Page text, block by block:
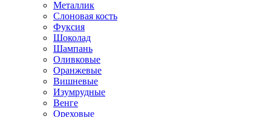
Металлик
Слоновая кость
Фуксия
Шоколад
Шампань
Оливковые
Оранжевые
Вишневые
Изумрудные
Венге
Ореховые